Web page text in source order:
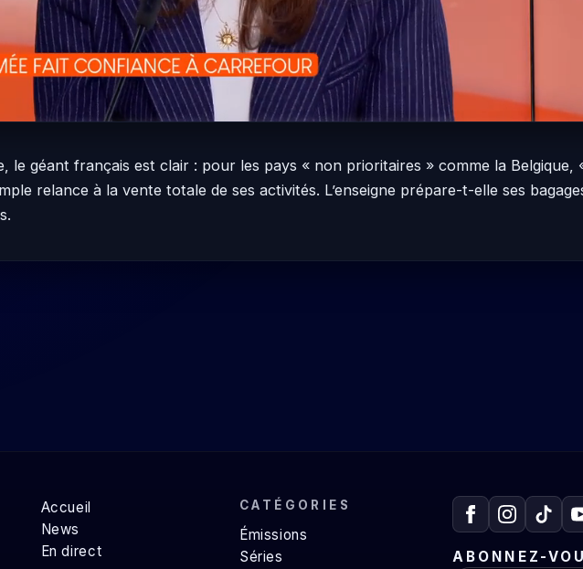
le géant français est clair : pour les pays « non prioritaires » comme la Belgique,
relance à la vente totale de ses activités. L’enseigne prépare-t-elle ses
Accueil
News
En direct
CATÉGORIES
Émissions
Séries
ABONNEZ-